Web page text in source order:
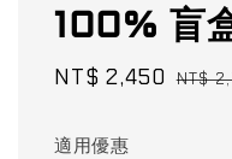
100% 盲
Sale
NT$ 2,450 NT$
適用優惠